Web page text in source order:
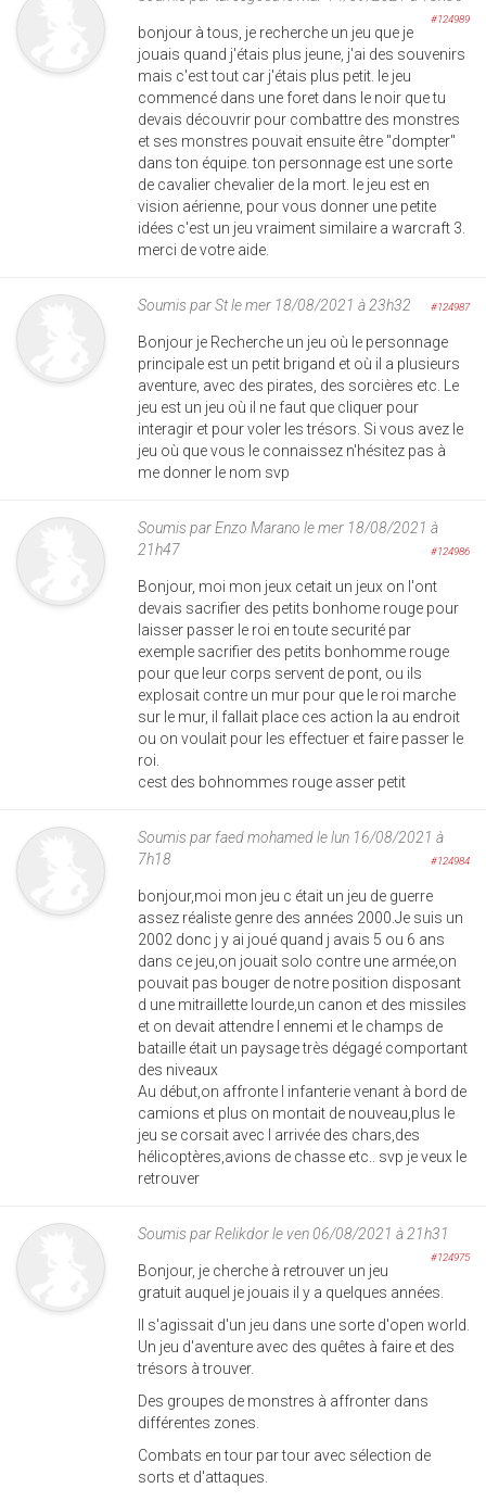
#124989
bonjour à tous, je recherche un jeu que je
jouais quand j'étais plus jeune, j'ai des souvenirs
mais c'est tout car j'étais plus petit. le jeu
commencé dans une foret dans le noir que tu
devais découvrir pour combattre des monstres
et ses monstres pouvait ensuite être "dompter"
dans ton équipe. ton personnage est une sorte
de cavalier chevalier de la mort. le jeu est en
vision aérienne, pour vous donner une petite
idées c'est un jeu vraiment similaire a warcraft 3.
merci de votre aide.
Soumis parStle mer 18/08/2021 à 23h32 #124987
Bonjour je Recherche un jeu où le personnage
principale est un petit brigand et où il a plusieurs
aventure, avec des pirates, des sorcières etc. Le
jeu est un jeu où il ne faut que cliquer pour
interagir et pour voler les trésors. Si vous avez le
jeu où que vous le connaissez n'hésitez pas à
me donner le nom svp
Soumis parEnzo Marano le mer 18/08/2021 à
21h47
#124986
Bonjour, moi mon jeux cetait un jeux on l'ont
devais sacrifier des petits bonhome rouge pour
laisser passer le roi en toute securité par
exemple sacrifier des petits bonhomme rouge
pour que leur corps servent de pont, ou ils
explosait contre un mur pour que le roi marche
sur le mur, il fallait place ces action la au endroit
ou on voulait pour les effectuer et faire passer le
roi.
cest des bohnommes rouge asser petit
Soumis par faed mohamedle lun 16/08/2021 à
7h18
#124984
bonjour,moi mon jeu c était un jeu de guerre
assez réaliste genre des années 2000.Je suis un
2002 donc j y ai joué quand j avais 5 ou 6 ans
dans ce jeu,on jouait solo contre une armée,on
pouvait pas bouger de notre position disposant
d une mitraillette lourde,un canon et des missiles
et on devait attendre l ennemi et le champs de
bataille était un paysage très dégagé comportant
des niveaux
Au début,on affronte l infanterie venant à bord de
camions et plus on montait de nouveau,plus le
jeu se corsait avec l arrivée des chars,des
hélicoptères,avions de chasse etc.. svp je veux le
retrouver
Soumis parRelikdorle ven 06/08/2021 à 21h31
#124975
Bonjour, je cherche à retrouver un jeu
gratuit auquel je jouais il y a quelques années.
Il s'agissait d'un jeu dans une sorte d'open world.
Un jeu d'aventure avec des quêtes à faire et des
trésors à trouver.
Des groupes de monstres à affronter dans
différentes zones.
Combats en tour par tour avec sélection de
sorts et d'attaques.